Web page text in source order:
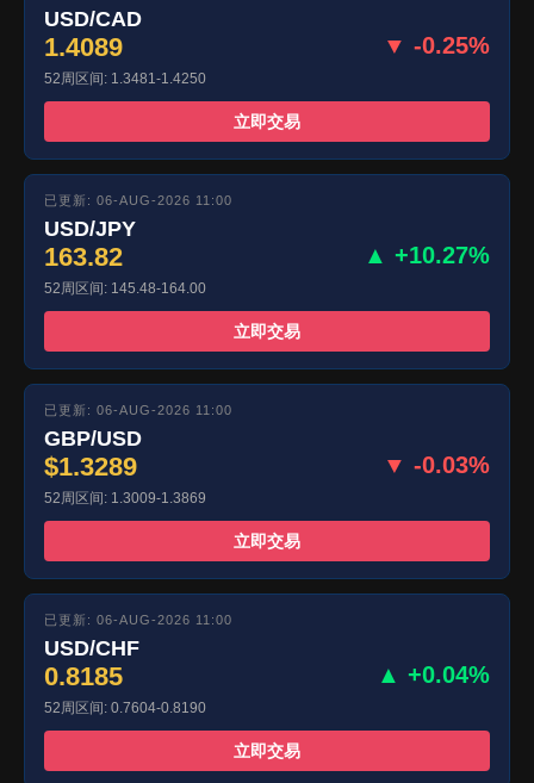
USD/CAD
1.4089 ▼ -0.25%
52周区间: 1.3481-1.4250
立即交易
已更新: 06-AUG-2026 11:00
USD/JPY
163.82 ▲ +10.27%
52周区间: 145.48-164.00
立即交易
已更新: 06-AUG-2026 11:00
GBP/USD
$1.3289 ▼ -0.03%
52周区间: 1.3009-1.3869
立即交易
已更新: 06-AUG-2026 11:00
USD/CHF
0.8185 ▲ +0.04%
52周区间: 0.7604-0.8190
立即交易